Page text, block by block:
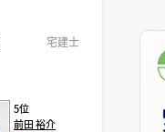
宅建士
5位
前田 裕介